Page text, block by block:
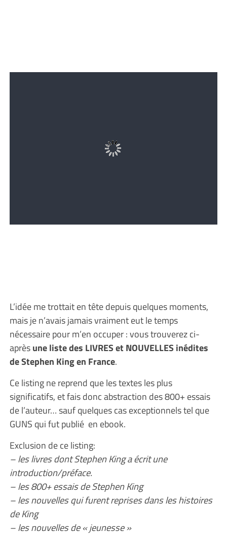
L’idée me trottait en tête depuis quelques moments,
mais je n’avais jamais vraiment eut le temps
nécessaire pour m’en occuper : vous trouverez ci-
aprèsune liste des LIVRES et NOUVELLES inédites
de Stephen King en France.
Ce listing ne reprend que les textes les plus
significatifs, et fais donc abstraction des 800+ essais
de l’auteur… sauf quelques cas exceptionnels tel que
GUNS qui fut publié en ebook.
Exclusion de ce listing:
– les livres dont Stephen King a écrit une
introduction/préface.
– les 800+ essais de Stephen King
– les nouvelles qui furent reprises dans les histoires
de King
– les nouvelles de « jeunesse »